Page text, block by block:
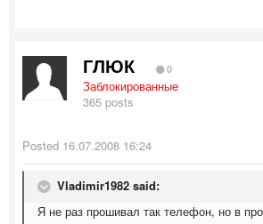
ГЛЮК 0
Заблокированные
365 posts
Posted 16.07.2008 16:24
Vladimir1982 said:
Я не раз прошивал так телефон, но в